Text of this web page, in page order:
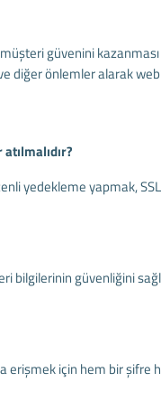
güvenini
diğer önlemler alarak
yedekleme yapmak,
bilgilerinin güvenliğini
erişmek için hem bir